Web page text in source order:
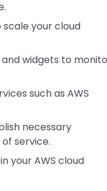
scale your cloud
and widgets to
such as AWS
necessary
service.
your AWS cloud